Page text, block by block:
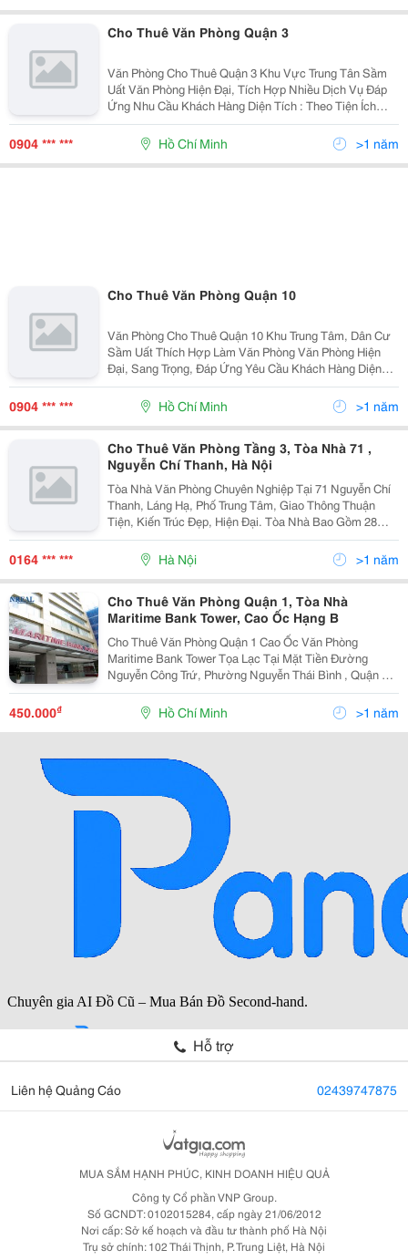
Cho Thuê Văn Phòng Quận 3
Văn Phòng Cho Thuê Quận 3 Khu Vực Trung Tân Sầm
Uất Văn Phòng Hiện Đại, Tích Hợp Nhiều Dịch Vụ Đáp
Ứng Nhu Cầu Khách Hàng Diện Tích : Theo Tiện Ích
Khách Hàng ( 20 &Ndash; 400M2) Giá Thuê : Từ 14
&Ndash; 30 Usd/M2 Đội Ngũ Nhân Viên Tư Vấn
0904 *** *** Hồ Chí Minh >1 năm
Cho Thuê Văn Phòng Quận 10
Văn Phòng Cho Thuê Quận 10 Khu Trung Tâm, Dân Cư
Sầm Uất Thích Hợp Làm Văn Phòng Văn Phòng Hiện
Đại, Sang Trọng, Đáp Ứng Yêu Cầu Khách Hàng Diện
Tich : Chia Theo Yêu Cầu Khách Hàng ( 50 &Ndash;
450M2 ) Giá Cho Thuê : Từ 12 &Ndash; 24 Usd/M2
0904 *** *** Hồ Chí Minh >1 năm
Cho Thuê Văn Phòng Tầng 3, Tòa Nhà 71 ,
Nguyễn Chí Thanh, Hà Nội
Tòa Nhà Văn Phòng Chuyên Nghiệp Tại 71 Nguyễn Chí
Thanh, Láng Hạ, Phố Trung Tâm, Giao Thông Thuận
Tiện, Kiến Trúc Đẹp, Hiện Đại. Tòa Nhà Bao Gồm 28
Tầng, Trang Thiết Bị Hiện Đại, Chỗ Để Xe Thuận Tiện,
Ngân Hàng Dưới Tầng 1. Cho Thuê Các Phòng Làm Việ
0164 *** *** Hà Nội >1 năm
Cho Thuê Văn Phòng Quận 1, Tòa Nhà
Maritime Bank Tower, Cao Ốc Hạng B
Cho Thuê Văn Phòng Quận 1 Cao Ốc Văn Phòng
Maritime Bank Tower Tọa Lạc Tại Mặt Tiền Đường
Nguyễn Công Trứ, Phường Nguyễn Thái Bình , Quận 1,
Thành Phố Hồ Chí Minh. Maritime Bank Tower Là Cao
Ốc Văn Phòng Hạng A Với Thiết Kế Thông Thoáng,
Theo Phong C
450.000₫ Hồ Chí Minh >1 năm
Hỗ trợ
Liên hệ Quảng Cáo 02439747875
MUA SẮM HẠNH PHÚC, KINH DOANH HIỆU QUẢ
Công ty Cổ phần VNP Group.
Số GCNDT: 0102015284, cấp ngày 21/06/2012
Nơi cấp: Sở kế hoạch và đầu tư thành phố Hà Nội
Trụ sở chính: 102 Thái Thịnh, P. Trung Liệt, Hà Nội